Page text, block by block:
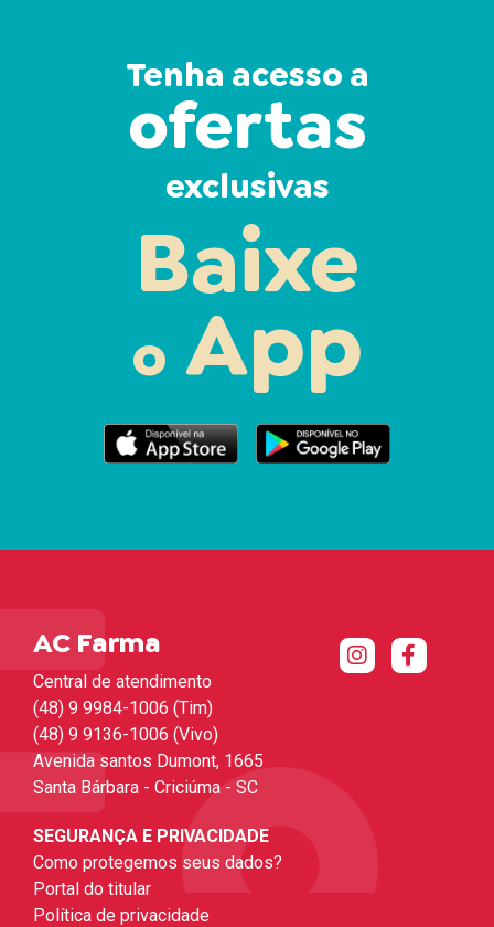
Tenha acesso a
ofertas
exclusivas
Baixe
o App
AC Farma
Central de atendimento
(48) 9 9984-1006 (Tim)
(48) 9 9136-1006 (Vivo)
Avenida santos Dumont, 1665
Santa Bárbara - Criciúma - SC
SEGURANÇA E PRIVACIDADE
Como protegemos seus dados?
Portal do titular
Política de privacidade